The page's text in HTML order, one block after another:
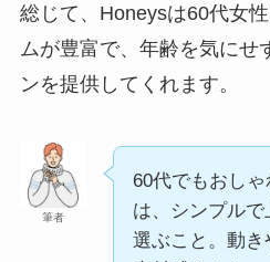
総じて、Honeysは60代女
ムが豊富で、年齢を気にせ
ンを提供してくれます。
筆者
60代でもおし
は、シンプル
選ぶこと。動き